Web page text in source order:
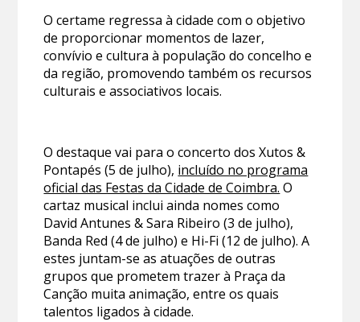
O certame regressa à cidade com o objetivo
de proporcionar momentos de lazer,
convívio e cultura à população do concelho e
da região, promovendo também os recursos
culturais e associativos locais.
O destaque vai para o concerto dos Xutos &
Pontapés (5 de julho), incluído no programa
oficial das Festas da Cidade de Coimbra. O
cartaz musical inclui ainda nomes como
David Antunes & Sara Ribeiro (3 de julho),
Banda Red (4 de julho) e Hi-Fi (12 de julho). A
estes juntam-se as atuações de outras
grupos que prometem trazer à Praça da
Canção muita animação, entre os quais
talentos ligados à cidade.